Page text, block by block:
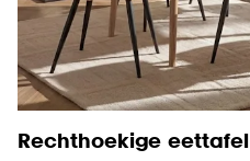
Rechthoekige eettafel